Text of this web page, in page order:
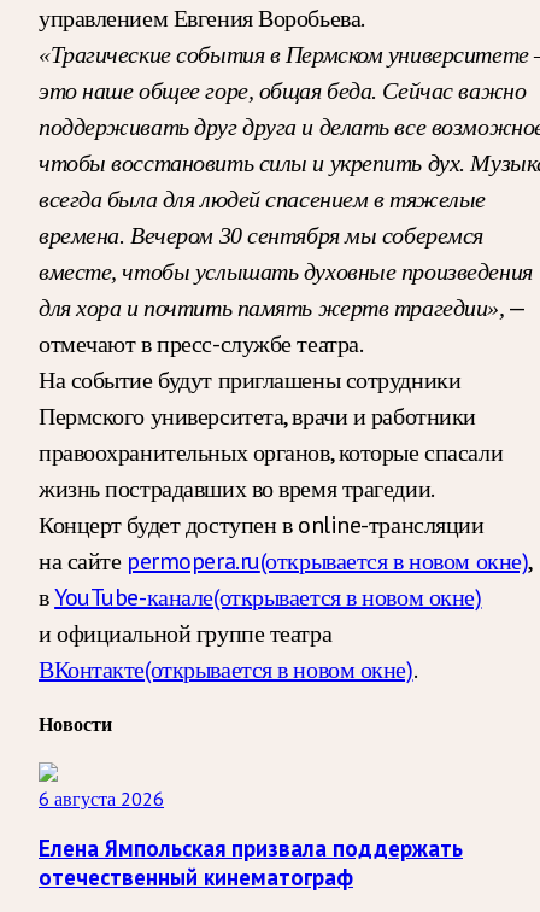
управлением Евгения Воробьева.
«Трагические события в Пермском
это наше общее горе, общая беда. Сейчас важно
поддерживать друг друга и делать все
чтобы восстановить силы и укрепить дух.
всегда была для людей спасением в тяжелые
времена. Вечером 30 сентября мы соберемся
вместе, чтобы услышать духовные произведения
для хора и почтить память жертв трагедии», —
отмечают в пресс-службе театра.
На событие будут приглашены сотрудники
Пермского университета, врачи и работники
правоохранительных органов, которые спасали
жизнь пострадавших во время трагедии.
Концерт будет доступен в online-трансляции
на сайте permopera.ru(открывается в новом окне),
вYouTube-канале(открывается в новом окне)
и официальной группе театра
ВКонтакте(открывается в новом окне).
Новости
6 августа 2026
Елена Ямпольская призвала поддержать
отечественный кинематограф